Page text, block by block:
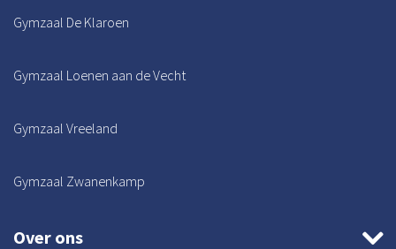
Gymzaal De Klaroen
Gymzaal Loenen aan de Vecht
Gymzaal Vreeland
Gymzaal Zwanenkamp
Over ons